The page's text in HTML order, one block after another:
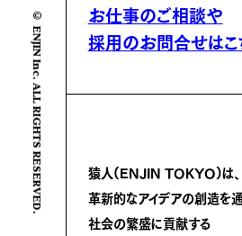
© ENJIN Inc. ALL RIGHTS RESERVED.
お仕事のご相談や
採用のお問合せはこ
猿人(ENJIN TOKYO)は、
革新的なアイデアの創造を通
社会の繁盛に貢献する